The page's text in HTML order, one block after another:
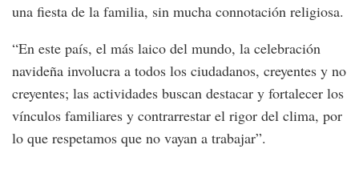
una fiesta de la familia, sin mucha connotación religiosa.
“En este país, el más laico del mundo, la celebración
navideña involucra a todos los ciudadanos, creyentes y no
creyentes; las actividades buscan destacar y fortalecer los
vínculos familiares y contrarrestar el rigor del clima, por
lo que respetamos que no vayan a trabajar”.